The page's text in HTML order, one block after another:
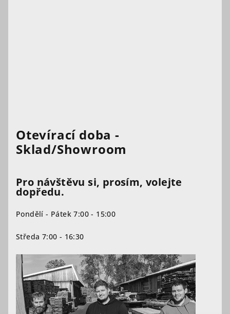
Otevírací doba -
Sklad/Showroom
Pro návštěvu si, prosím, volejte
dopředu.
Pondělí - Pátek 7:00 - 15:00
Středa 7:00 - 16:30